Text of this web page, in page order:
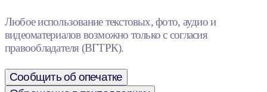
Любое использование текстовых, фото, аудио и
видеоматериалов возможно только с согласия
правообладателя (ВГТРК).
Сообщить об опечатке